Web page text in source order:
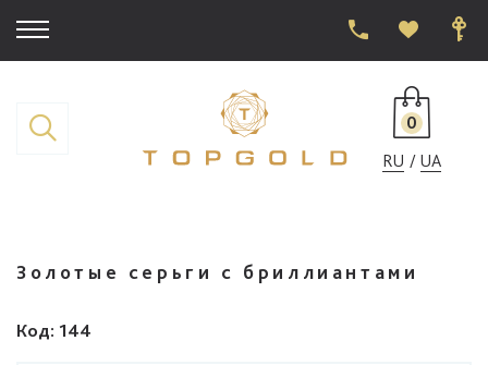
0
RU
UA
Золотые серьги с бриллиантами
Код: 144